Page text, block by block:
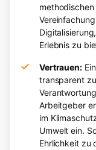
Erlebnis zu
Vertrauen:
transparent
Arbeitgeber
im
Umwelt ein.
Ehrlichkeit zu